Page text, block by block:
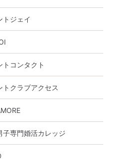
トジェイ
コンタクト
トクラブアクセス
子専門婚活カレッジ